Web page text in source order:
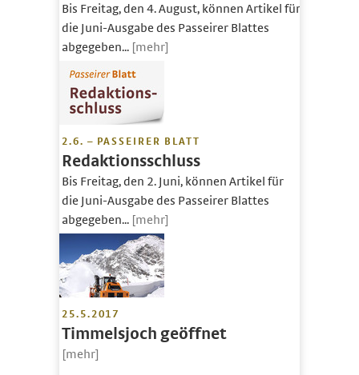
Bis Freitag, den 4. August, können Artikel für
die Juni-Ausgabe des Passeirer Blattes
abgegeben... [mehr]
2.6. – PASSEIRER BLATT
Redaktionsschluss
Bis Freitag, den 2. Juni, können Artikel für
die Juni-Ausgabe des Passeirer Blattes
abgegeben... [mehr]
25.5.2017
Timmelsjoch geöffnet
[mehr]